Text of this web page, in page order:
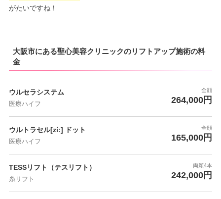
がたいですね！
大阪市にある聖心美容クリニックのリフトアップ施術の料
金
ウルセラシステム
医療ハイフ
全顔
264,000円
ウルトラセル[zíː] ドット
医療ハイフ
全顔
165,000円
TESSリフト（テスリフト）
糸リフト
両頬4本
242,000円